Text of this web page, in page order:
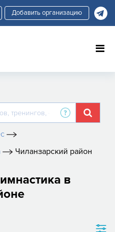
Добавить организацию
Чиланзарский район
в